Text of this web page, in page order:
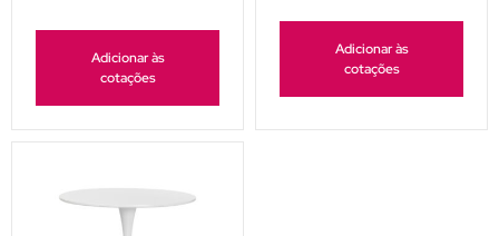
Adicionar às
cotações
Adicionar às
cotações